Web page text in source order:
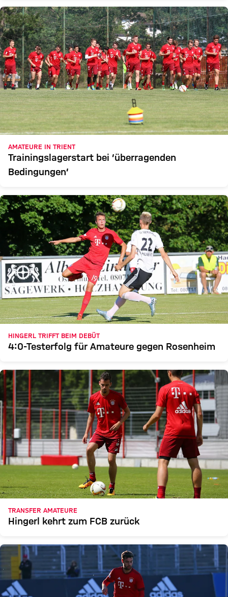
AMATEURE IN TRIENT
Trainingslagerstart bei ‘überragenden
Bedingungen‘
HINGERL TRIFFT BEIM DEBÜT
4:0-Testerfolg für Amateure gegen Rosenheim
TRANSFER AMATEURE
Hingerl kehrt zum FCB zurück